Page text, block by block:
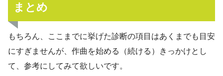
まとめ
もちろん、ここまでに挙げた診断の項目はあくまでも目安
にすぎませんが、作曲を始める（続ける）きっかけとし
て、参考にしてみて欲しいです。